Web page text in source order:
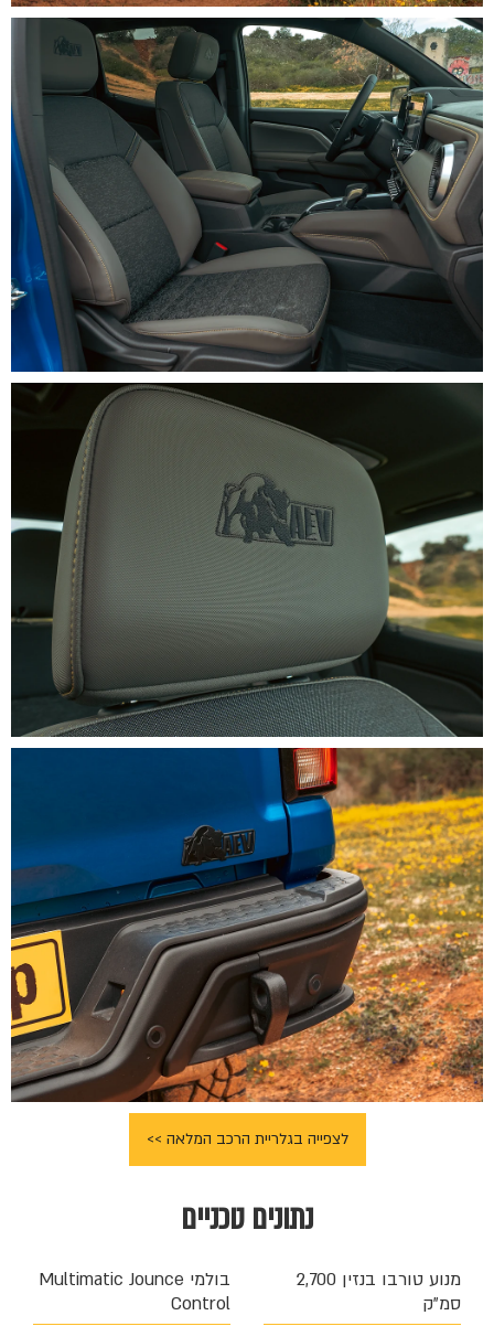
לצפייה בגלריית הרכב המלאה >>
נתונים טכניים
מנוע טורבו בנזין 2,700
סמ"ק
בולמי Multimatic Jounce
Control